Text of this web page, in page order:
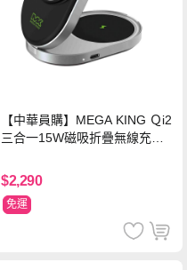
【中華員購】MEGA KING Ｑi2
三合一15W磁吸折疊無線充電
$2,290
免運